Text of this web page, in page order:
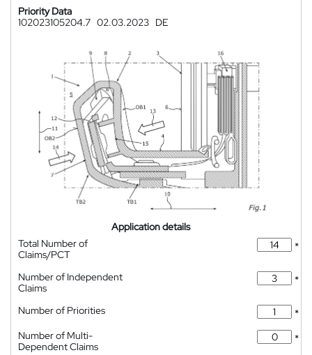
Priority Data
102023105204.7 02.03.2023 DE
Application details
Total Number of
Claims/PCT
*
Number of Independent
Claims
*
Number of Priorities
*
Number of Multi-
Dependent Claims
*